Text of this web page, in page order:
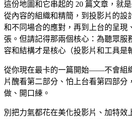
這份地圖和它串起的 20 篇文章，就
從內容的組織和精簡，到投影片的設
和不同場合的應對，再到上台的呈現
張。但請記得那兩個核心：為聽眾服
容和結構才是核心（投影片和工具是
從你現在最卡的一篇開始——不會組
片醜看第二部分、怕上台看第四部分
做、開口練。
別把力氣都花在美化投影片、加特效